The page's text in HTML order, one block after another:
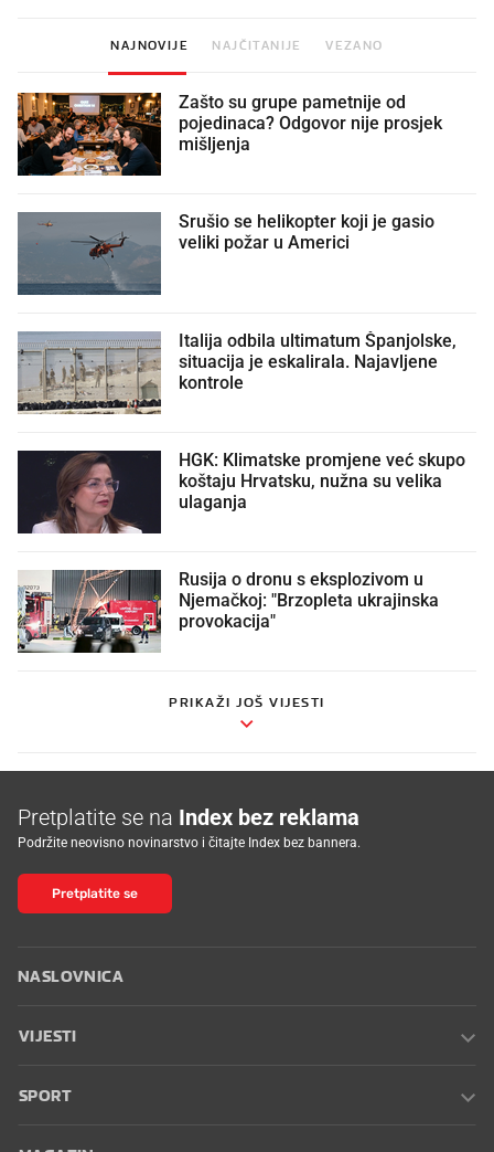
NAJNOVIJE NAJČITANIJE VEZANO
Zašto su grupe pametnije od
pojedinaca? Odgovor nije prosjek
mišljenja
Srušio se helikopter koji je gasio
veliki požar u Americi
Italija odbila ultimatum Španjolske,
situacija je eskalirala. Najavljene
kontrole
HGK: Klimatske promjene već skupo
koštaju Hrvatsku, nužna su velika
ulaganja
Rusija o dronu s eksplozivom u
Njemačkoj: "Brzopleta ukrajinska
provokacija"
PRIKAŽI JOŠ VIJESTI
Pretplatite se na Index bez reklama
Podržite neovisno novinarstvo i čitajte Index bez bannera.
Pretplatite se
NASLOVNICA
VIJESTI
SPORT